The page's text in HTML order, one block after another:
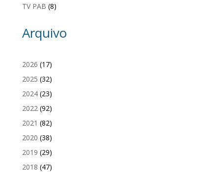
TV PAB (8)
Arquivo
2026 (17)
2025 (32)
2024(23)
2022 (92)
2021 (82)
2020 (38)
2019 (29)
2018 (47)